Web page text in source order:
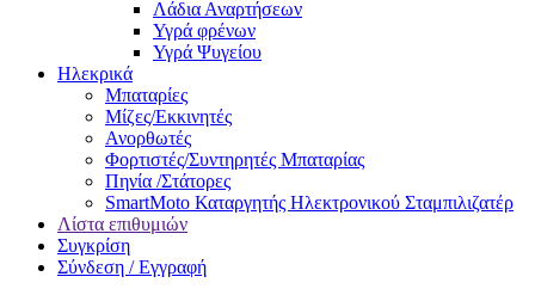
Λάδια Αναρτήσεων
Υγρά φρένων
Υγρά Ψυγείου
Ηλεκρικά
Μπαταρίες
Μίζες/Εκκινητές
Ανορθωτές
Φορτιστές/Συντηρητές Μπαταρίας
Πηνία /Στάτορες
SmartMoto Καταργητής Ηλεκτρονικού Σταμπιλιζατέρ
Λίστα επιθυμιών
Συγκρίση
Σύνδεση / Εγγραφή